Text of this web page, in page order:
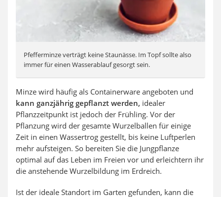
Pfefferminze verträgt keine Staunässe. Im Topf sollte also
immer für einen Wasserablauf gesorgt sein.
Minze wird häufig als Containerware angeboten und
kann ganzjährig gepflanzt werden, idealer
Pflanzzeitpunkt ist jedoch der Frühling. Vor der
Pflanzung wird der gesamte Wurzelballen für einige
Zeit in einen Wassertrog gestellt, bis keine Luftperlen
mehr aufsteigen. So bereiten Sie die Jungpflanze
optimal auf das Leben im Freien vor und erleichtern ihr
die anstehende Wurzelbildung im Erdreich.
Ist der ideale Standort im Garten gefunden, kann die